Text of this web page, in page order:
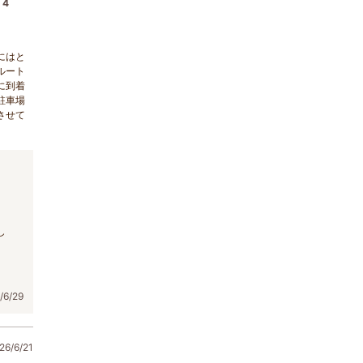
4
はと
ート
到着
車場
せて
6/29
6/21